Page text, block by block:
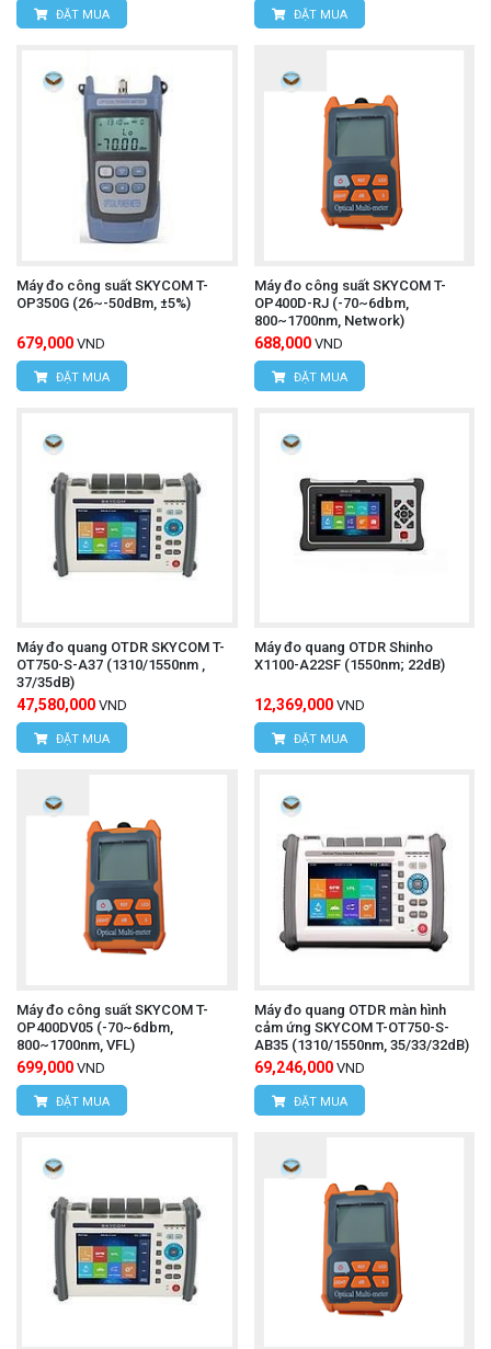
ĐẶT MUA ĐẶT MUA
Máy đo công suất SKYCOM T-
OP350G (26~-50dBm, ±5%)
679,000 VND
ĐẶT MUA
Máy đo công suất SKYCOM T-
OP400D-RJ (-70~6dbm,
800~1700nm, Network)
688,000 VND
ĐẶT MUA
Máy đo quang OTDR SKYCOM T-
OT750-S-A37 (1310/1550nm ,
37/35dB)
47,580,000 VND
ĐẶT MUA
Máy đo quang OTDR Shinho
X1100-A22SF (1550nm; 22dB)
12,369,000 VND
ĐẶT MUA
Máy đo công suất SKYCOM T-
OP400DV05 (-70~6dbm,
800~1700nm, VFL)
699,000 VND
ĐẶT MUA
Máy đo quang OTDR màn hình
cảm ứng SKYCOM T-OT750-S-
AB35 (1310/1550nm, 35/33/32dB)
69,246,000 VND
ĐẶT MUA